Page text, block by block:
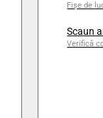
Fișe de
Scaun
Verifică